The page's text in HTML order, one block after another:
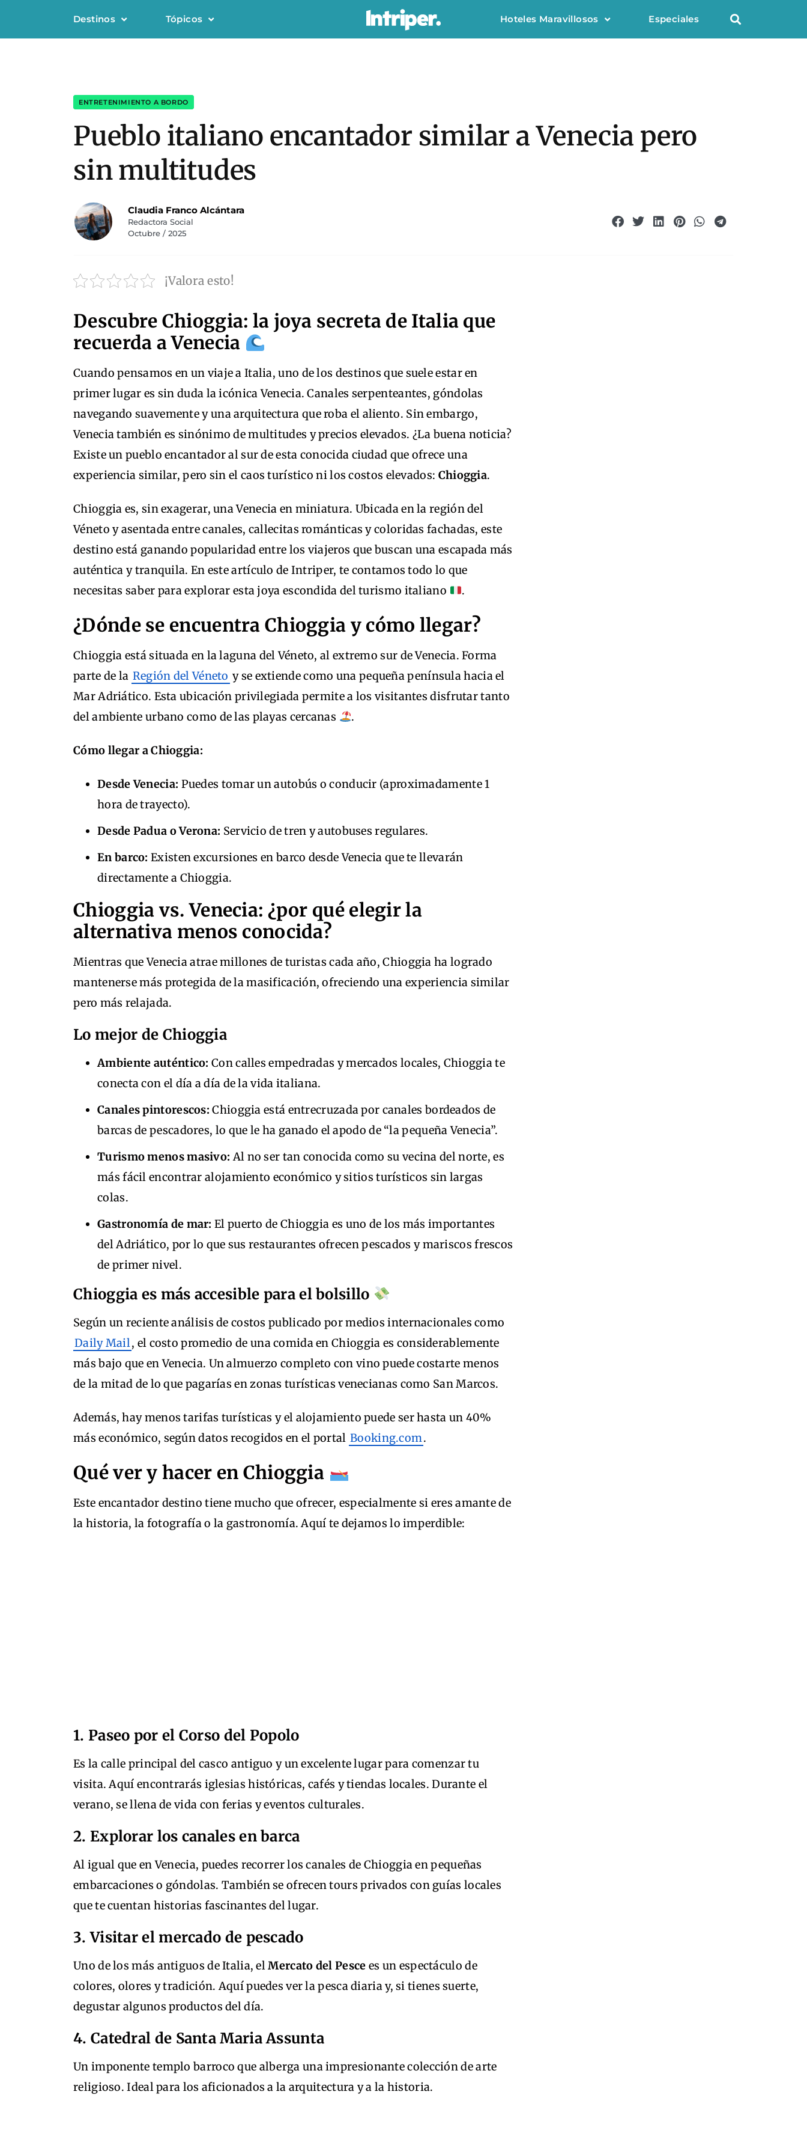
Destinos Tópicos Hoteles Maravillosos Especiales
ENTRETENIMIENTO A BORDO
Pueblo italiano encantador similar a Venecia pero
sin multitudes
Claudia Franco Alcántara
Redactora Social
Octubre / 2025
¡Valora esto!
Descubre Chioggia: la joya secreta de Italia que
recuerda a Venecia
Cuando pensamos en un viaje a Italia, uno de los destinos que suele estar en
primer lugar es sin duda la icónica Venecia. Canales serpenteantes, góndolas
navegando suavemente y una arquitectura que roba el aliento. Sin embargo,
Venecia también es sinónimo de multitudes y precios elevados. ¿La buena noticia?
Existe un pueblo encantador al sur de esta conocida ciudad que ofrece una
experiencia similar, pero sin el caos turístico ni los costos elevados: Chioggia.
Chioggia es, sin exagerar, una Venecia en miniatura. Ubicada en la región del
Véneto y asentada entre canales, callecitas románticas y coloridas fachadas, este
destino está ganando popularidad entre los viajeros que buscan una escapada más
auténtica y tranquila. En este artículo de Intriper, te contamos todo lo que
necesitas saber para explorar esta joya escondida del turismo italiano
.
¿Dónde se encuentra Chioggia y cómo llegar?
Chioggia está situada en la laguna del Véneto, al extremo sur de Venecia. Forma
parte de la Región del Véneto y se extiende como una pequeña península hacia el
Mar Adriático. Esta ubicación privilegiada permite a los visitantes disfrutar tanto
del ambiente urbano como de las playas cercanas
.
Cómo llegar a Chioggia:
Desde Venecia: Puedes tomar un autobús o conducir (aproximadamente 1
hora de trayecto).
Desde Padua o Verona: Servicio de tren y autobuses regulares.
En barco: Existen excursiones en barco desde Venecia que te llevarán
directamente a Chioggia.
Chioggia vs. Venecia: ¿por qué elegir la
alternativa menos conocida?
Mientras que Venecia atrae millones de turistas cada año, Chioggia ha logrado
mantenerse más protegida de la masificación, ofreciendo una experiencia similar
pero más relajada.
Lo mejor de Chioggia
Ambiente auténtico: Con calles empedradas y mercados locales, Chioggia te
conecta con el día a día de la vida italiana.
Canales pintorescos: Chioggia está entrecruzada por canales bordeados de
barcas de pescadores, lo que le ha ganado el apodo de “la pequeña Venecia”.
Turismo menos masivo: Al no ser tan conocida como su vecina del norte, es
más fácil encontrar alojamiento económico y sitios turísticos sin largas
colas.
Gastronomía de mar: El puerto de Chioggia es uno de los más importantes
del Adriático, por lo que sus restaurantes ofrecen pescados y mariscos frescos
de primer nivel.
Chioggia es más accesible para el bolsillo
Según un reciente análisis de costos publicado por medios internacionales como
Daily Mail, el costo promedio de una comida en Chioggia es considerablemente
más bajo que en Venecia. Un almuerzo completo con vino puede costarte menos
de la mitad de lo que pagarías en zonas turísticas venecianas como San Marcos.
Además, hay menos tarifas turísticas y el alojamiento puede ser hasta un 40%
más económico, según datos recogidos en el portal Booking.com.
Qué ver y hacer en Chioggia
Este encantador destino tiene mucho que ofrecer, especialmente si eres amante de
la historia, la fotografía o la gastronomía. Aquí te dejamos lo imperdible:
1. Paseo por el Corso del Popolo
Es la calle principal del casco antiguo y un excelente lugar para comenzar tu
visita. Aquí encontrarás iglesias históricas, cafés y tiendas locales. Durante el
verano, se llena de vida con ferias y eventos culturales.
2. Explorar los canales en barca
Al igual que en Venecia, puedes recorrer los canales de Chioggia en pequeñas
embarcaciones o góndolas. También se ofrecen tours privados con guías locales
que te cuentan historias fascinantes del lugar.
3. Visitar el mercado de pescado
Uno de los más antiguos de Italia, elMercato del Pesce es un espectáculo de
colores, olores y tradición. Aquí puedes ver la pesca diaria y, si tienes suerte,
degustar algunos productos del día.
4. Catedral de Santa Maria Assunta
Un imponente templo barroco que alberga una impresionante colección de arte
religioso. Ideal para los aficionados a la arquitectura y a la historia.